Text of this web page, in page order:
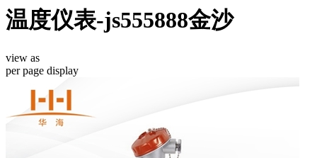
温度仪表-js555888金沙
view as
per page display